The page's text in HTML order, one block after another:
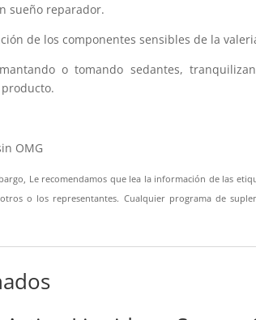
sueño reparador.
de los componentes sensibles de la
o tomando sedantes,
OMG
Le recomendamos que lea la información de las
o los representantes. Cualquier programa de